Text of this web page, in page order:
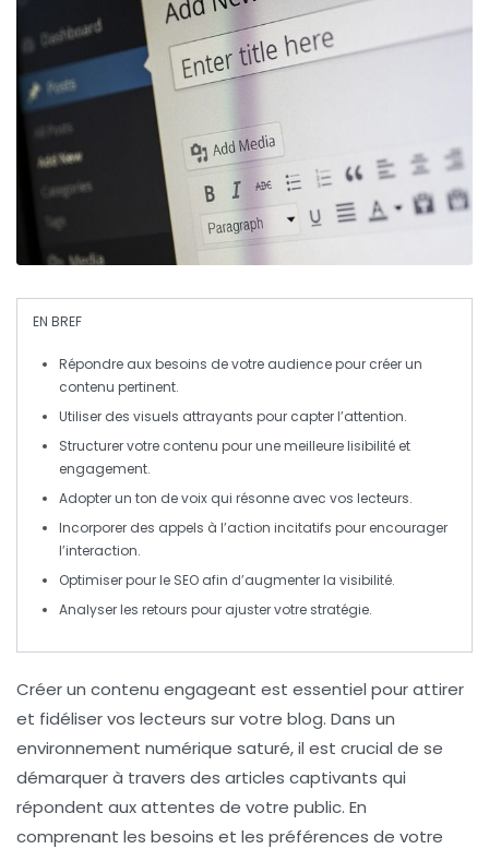
EN BREF
Répondre aux besoins de votre audience pour créer un
contenu pertinent.
Utiliser des visuels attrayants pour capter l’attention.
Structurer votre contenu pour une meilleure lisibilité et
engagement.
Adopter un ton de voix qui résonne avec vos lecteurs.
Incorporer des appels à l’action incitatifs pour encourager
l’interaction.
Optimiser pour le SEO afin d’augmenter la visibilité.
Analyser les retours pour ajuster votre stratégie.
Créer un contenu engageant est essentiel pour attirer
et fidéliser vos lecteurs sur votre blog. Dans un
environnement numérique saturé, il est crucial de se
démarquer à travers des articles captivants qui
répondent aux attentes de votre public. En
comprenant les besoins et les préférences de votre